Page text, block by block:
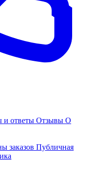
и ответы Отзывы О
заказов Публичная